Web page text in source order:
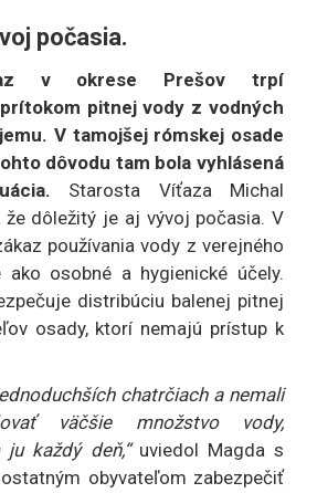
počasia.
v okrese Prešov trpí
pitnej vody z vodných
V tamojšej rómskej osade
dôvodu tam bola vyhlásená
Starosta Víťaza Michal
že dôležitý je aj vývoj počasia. V
používania vody z verejného
osobné a hygienické účely.
distribúciu balenej pitnej
osady, ktorí nemajú prístup k
chatrčiach a nemali
väčšie množstvo vody,
každý deň,“ uviedol Magda s
obyvateľom zabezpečiť